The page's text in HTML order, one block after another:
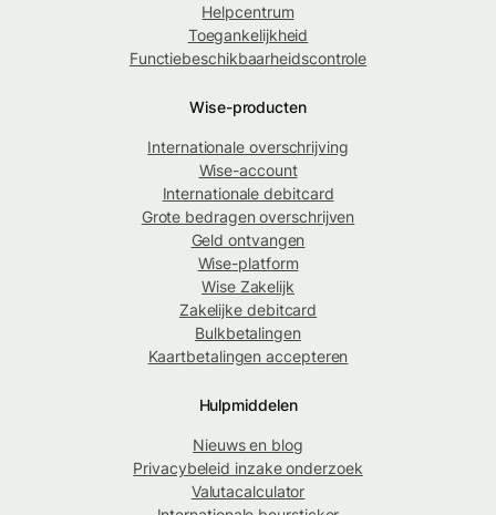
Helpcentrum
Toegankelijkheid
Functiebeschikbaarheidscontrole
Wise-producten
Internationale overschrijving
Wise-account
Internationale debitcard
Grote bedragen overschrijven
Geld ontvangen
Wise-platform
Wise Zakelijk
Zakelijke debitcard
Bulkbetalingen
Kaartbetalingen accepteren
Hulpmiddelen
Nieuws en blog
Privacybeleid inzake onderzoek
Valutacalculator